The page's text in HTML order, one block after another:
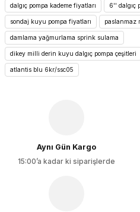
Görüş ve önerileriniz için
Ürün resmi kalitesiz, bozuk
Ürün açıklamasında eksik
Ürün bilgilerinde hatalar
dalgıç pompa kademe fiyatları 6'' dalgıç
sondaj kuyu pompa fiyatları paslanmaz
damlama yağmurlama sprink sulama
dikey milli derin kuyu dalgıç pompa çeşitleri
atlantis blu 6kr/ssc05
Aynı Gün Kargo
15:00’a kadar ki siparişlerde